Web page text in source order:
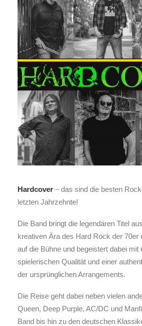
Hardcover – das sind die besten
letzten Jahrzehnte!
Die Band bringt die legendären Titel
kreativen Ära des Hard Rock der 70er
auf die Bühne und begeistert dabei mit
spielerischen Qualität und einer
der ursprünglichen Arrangements.
Die Reise geht dabei neben vielen
Queen, Deep Purple, AC/DC und
Band bis hin zu den deutschen